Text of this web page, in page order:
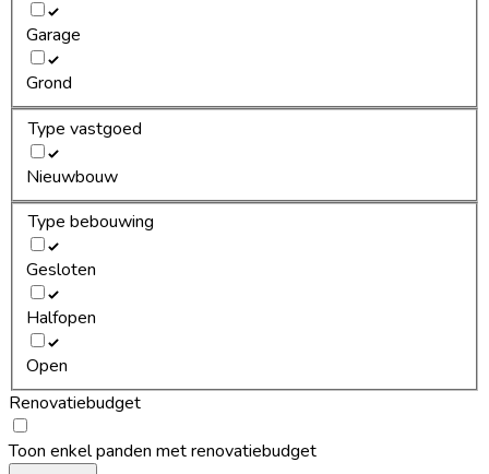
Garage
Grond
Type vastgoed
Nieuwbouw
Type bebouwing
Gesloten
Halfopen
Open
Renovatiebudget
Toon enkel panden met renovatiebudget